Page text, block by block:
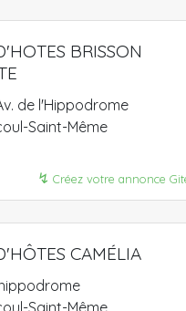
BRISSON
de l'Hippodrome
Saint-Même
↯ Créez votre annonce
CAMÉLIA